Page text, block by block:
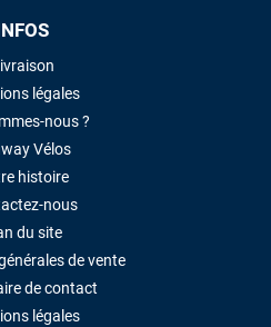
légales
nous ?
Vélos
histoire
nous
du site
de vente
de contact
légales